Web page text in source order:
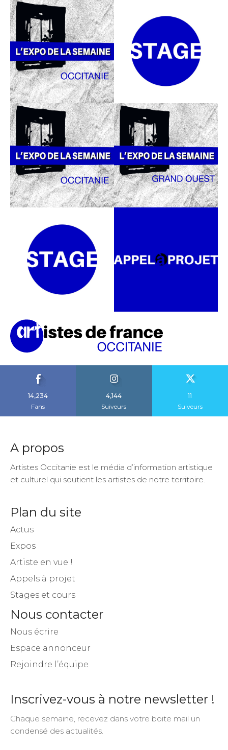
14,234
Fans
4,144
Suiveurs
11
Suiveurs
A propos
Artistes Occitanie est le média d’information artistique
et culturel qui soutient les artistes de notre territoire.
Plan du site
Actus
Expos
Artiste en vue !
Appels à projet
Stages et cours
Nous contacter
Nous écrire
Espace annonceur
Rejoindre l’équipe
Inscrivez-vous à notre newsletter !
Chaque semaine, recevez dans votre boite mail un
condensé des actualités.